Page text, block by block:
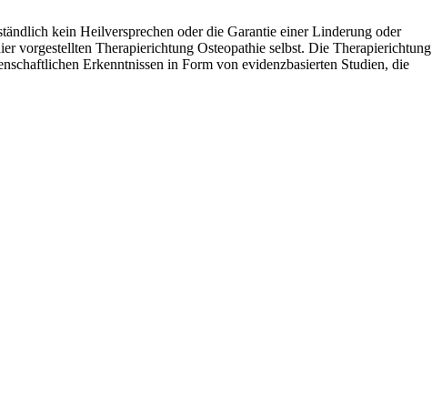
kein Heilversprechen oder die Garantie einer Linderung oder
vorgestellten Therapierichtung Osteopathie selbst. Die Therapierichtung
Erkenntnissen in Form von evidenzbasierten Studien, die